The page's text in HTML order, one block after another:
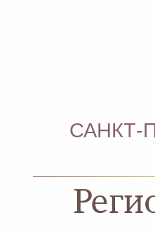
САНКТ-